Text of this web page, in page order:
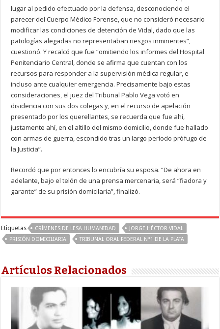
lugar al pedido efectuado por la defensa, desconociendo el
parecer del Cuerpo Médico Forense, que no consideró necesario
modificar las condiciones de detención de Vidal, dado que las
patologías alegadas no representaban riesgos inminentes”,
cuestionó. Y recalcó que fue “omitiendo los informes del Hospital
Penitenciario Central, donde se afirma que cuentan con los
recursos para responder a la supervisión médica regular, e
incluso ante cualquier emergencia. Precisamente bajo estas
consideraciones, el juez del Tribunal Pablo Vega votó en
disidencia con sus dos colegas y, en el recurso de apelación
presentado por los querellantes, se recuerda que fue ahí,
justamente ahí, en el altillo del mismo domicilio, donde fue hallado
con armas de guerra, escondido tras un largo período prófugo de
la Justicia”.
Recordó que por entonces lo encubría su esposa. “De ahora en
adelante, bajo el telón de una prensa mercenaria, será “fiadora y
garante” de su prisión domicilaria”, finalizó.
Etiquetas CRÍMENES DE LESA HUMANIDAD
JORGE HÉCTOR VIDAL
PRISIÓN DOMICILIARIA
TRIBUNAL ORAL FEDERAL N°1 DE LA PLATA
Artículos Relacionados